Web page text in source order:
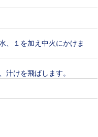
、１を加え中火にかけま
けを飛ばします。